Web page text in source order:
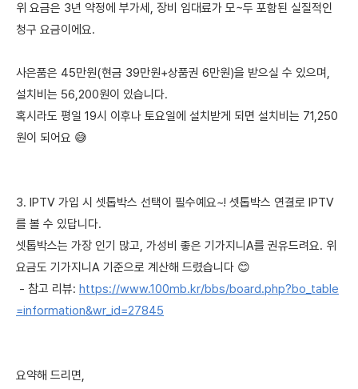
위 요금은 3년 약정에 부가세, 장비 임대료가 모~두 포함된 실질적인
청구 요금이에요.
사은품은 45만원(현금 39만원+상품권 6만원)을 받으실 수 있으며,
설치비는 56,200원이 있습니다.
혹시라도 평일 19시 이후나 토요일에 설치받게 되면 설치비는 71,250
원이 되어요 😅
3. IPTV 가입 시 셋톱박스 선택이 필수예요~! 셋톱박스 연결로 IPTV
를 볼 수 있답니다.
셋톱박스는 가장 인기 많고, 가성비 좋은 기가지니A를 권유드려요. 위
요금도 기가지니A 기준으로 계산해 드렸습니다 😊
- 참고 리뷰: https://www.100mb.kr/bbs/board.php?bo_table
=information&wr_id=27845
요약해 드리면,